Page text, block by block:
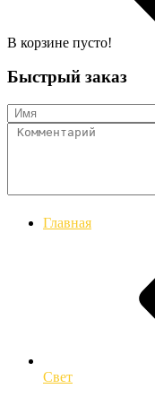
В корзине пусто!
Быстрый заказ
Главная
Свет